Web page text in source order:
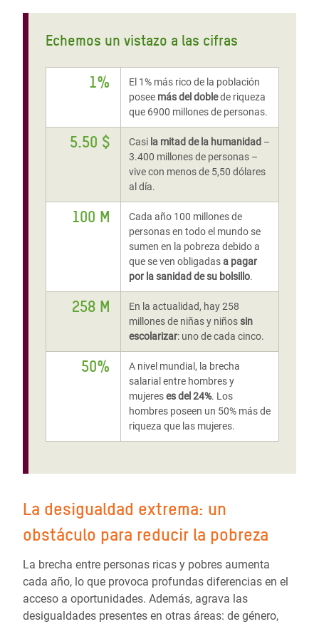
Echemos un vistazo a las cifras
1%
El 1% más rico de la población
posee más del doblede riqueza
que 6900 millones de personas.
5.50 $ Casi la mitad de la humanidad –
3.400 millones de personas –
vive con menos de 5,50 dólares
al día.
100 M
Cada año 100 millones de
personas en todo el mundo se
sumen en la pobreza debido a
que se ven obligadasa pagar
por la sanidad de su bolsillo.
258 M
En la actualidad, hay 258
millones de niñas y niñossin
escolarizar: uno de cada cinco.
50%
A nivel mundial, la brecha
salarial entre hombres y
mujereses del 24%. Los
hombres poseen un 50% más de
riqueza que las mujeres.
La desigualdad extrema: un
obstáculo para reducir la pobreza
La brecha entre personas ricas y pobres aumenta
cada año, lo que provoca profundas diferencias en el
acceso a oportunidades. Además, agrava las
desigualdades presentes en otras áreas: de género,